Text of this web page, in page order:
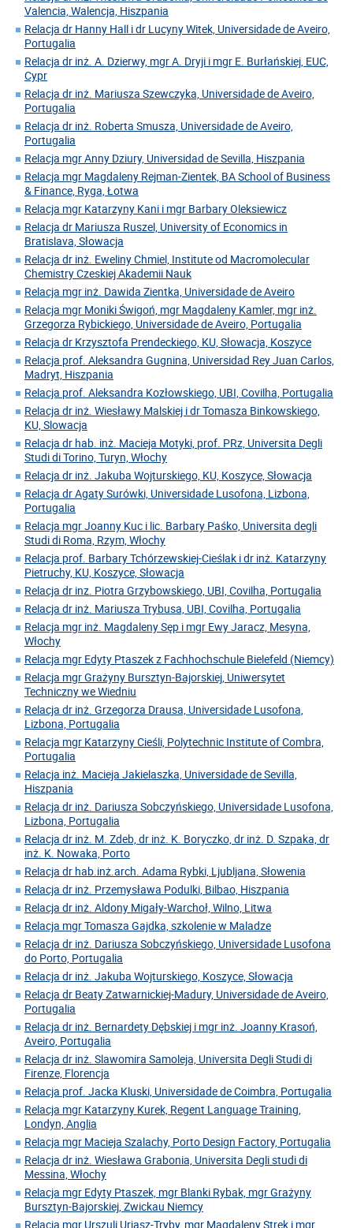
Valencia, Walencja, Hiszpania
Relacja dr Hanny Hall i dr Lucyny Witek, Universidade de Aveiro,
Portugalia
Relacja dr inż. A. Dzierwy, mgr A. Dryji i mgr E. Burłańskiej, EUC,
Cypr
Relacja dr inż. Mariusza Szewczyka, Universidade de Aveiro,
Portugalia
Relacja dr inż. Roberta Smusza, Universidade de Aveiro,
Portugalia
Relacja mgr Anny Dziury, Universidad de Sevilla, Hiszpania
Relacja mgr Magdaleny Rejman-Zientek, BA School of Business
& Finance, Ryga, Łotwa
Relacja mgr Katarzyny Kani i mgr Barbary Oleksiewicz
Relacja dr Mariusza Ruszel, University of Economics in
Bratislava, Słowacja
Relacja dr inż. Eweliny Chmiel, Institute od Macromolecular
Chemistry Czeskiej Akademii Nauk
Relacja mgr inż. Dawida Zientka, Universidade de Aveiro
Relacja mgr Moniki Świgoń, mgr Magdaleny Kamler, mgr inż.
Grzegorza Rybickiego, Universidade de Aveiro, Portugalia
Relacja dr Krzysztofa Prendeckiego, KU, Słowacja, Koszyce
Relacja prof. Aleksandra Gugnina, Universidad Rey Juan Carlos,
Madryt, Hiszpania
Relacja prof. Aleksandra Kozłowskiego, UBI, Covilha, Portugalia
Relacja dr inż. Wiesławy Malskiej i dr Tomasza Binkowskiego,
KU, Slowacja
Relacja dr hab. inż. Macieja Motyki, prof. PRz, Universita Degli
Studi di Torino, Turyn, Włochy
Relacja dr inż. Jakuba Wojturskiego, KU, Koszyce, Słowacja
Relacja dr Agaty Surówki, Universidade Lusofona, Lizbona,
Portugalia
Relacja mgr Joanny Kuc i lic. Barbary Paśko, Universita degli
Studi di Roma, Rzym, Włochy
Relacja prof. Barbary Tchórzewskiej-Cieślak i dr inż. Katarzyny
Pietruchy, KU, Koszyce, Słowacja
Relacja dr inz. Piotra Grzybowskiego, UBI, Covilha, Portugalia
Relacja dr inż. Mariusza Trybusa, UBI, Covilha, Portugalia
Relacja mgr inż. Magdaleny Sęp i mgr Ewy Jaracz, Mesyna,
Włochy
Relacja mgr Edyty Ptaszek z Fachhochschule Bielefeld (Niemcy)
Relacja mgr Grażyny Bursztyn-Bajorskiej, Uniwersytet
Techniczny we Wiedniu
Relacja dr inż. Grzegorza Drausa, Universidade Lusofona,
Lizbona, Portugalia
Relacja mgr Katarzyny Cieśli, Polytechnic Institute of Combra,
Portugalia
Relacja inż. Macieja Jakielaszka, Universidade de Sevilla,
Hiszpania
Relacja dr inż. Dariusza Sobczyńskiego, Universidade Lusofona,
Lizbona, Portugalia
Relacja dr inż. M. Zdeb, dr inż. K. Boryczko, dr inż. D. Szpaka, dr
inż. K. Nowaka, Porto
Relacja dr hab.inż.arch. Adama Rybki, Ljubljana, Słowenia
Relacja dr inż. Przemysława Podulki, Bilbao, Hiszpania
Relacja dr inż. Aldony Migały-Warchoł, Wilno, Litwa
Relacja mgr Tomasza Gajdka, szkolenie w Maladze
Relacja dr inż. Dariusza Sobczyńskiego, Universidade Lusofona
do Porto, Portugalia
Relacja dr inż. Jakuba Wojturskiego, Koszyce, Słowacja
Relacja dr Beaty Zatwarnickiej-Madury, Universidade de Aveiro,
Portugalia
Relacja dr inż. Bernardety Dębskiej i mgr inż. Joanny Krasoń,
Aveiro, Portugalia
Relacja dr inż. Slawomira Samoleja, Universita Degli Studi di
Firenze, Florencja
Relacja prof. Jacka Kluski, Universidade de Coimbra, Portugalia
Relacja mgr Katarzyny Kurek, Regent Language Training,
Londyn, Anglia
Relacja mgr Macieja Szalachy, Porto Design Factory, Portugalia
Relacja dr inż. Wiesława Grabonia, Universita Degli studi di
Messina, Włochy
Relacja mgr Edyty Ptaszek, mgr Blanki Rybak, mgr Grażyny
Bursztyn-Bajorskiej, Zwickau Niemcy
Relacja mgr Urszuli Urjasz-Tryby, mgr Magdaleny Stręk i mgr